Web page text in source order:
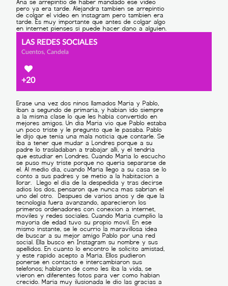
LAS REDES SOCIALES
Cuentos, Candela
+20